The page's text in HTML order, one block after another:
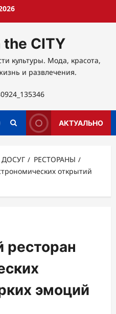
the CITY
культуры. Мода, красота,
и развлечения.
АКТУАЛЬНО
ДОСУГ
РЕСТОРАНЫ
открытий
ресторан
эмоций